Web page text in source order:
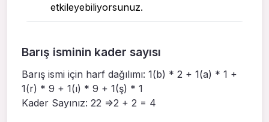
etkileyebiliyorsunuz.
Barış isminin kader sayısı
Barış ismi için harf dağılımı: 1(b) * 2 + 1(a) * 1 +
1(r) * 9 + 1(ı) * 9 + 1(ş) * 1
Kader Sayınız: 22 =>2 + 2 = 4